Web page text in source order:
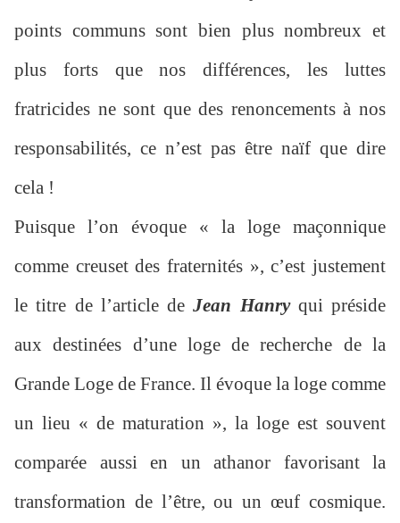
points communs sont bien plus nombreux et
plus forts que nos différences, les luttes
fratricides ne sont que des renoncements à nos
responsabilités, ce n’est pas être naïf que dire
cela !
Puisque l’on évoque « la loge maçonnique
comme creuset des fraternités », c’est justement
le titre de l’article deJean Hanryqui préside
aux destinées d’une loge de recherche de la
Grande Loge de France. Il évoque la loge comme
un lieu « de maturation », la loge est souvent
comparée aussi en un athanor favorisant la
transformation de l’être, ou un œuf cosmique.